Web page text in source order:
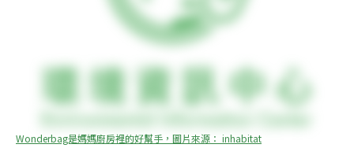
Wonderbag是媽媽廚房裡的好幫手，圖片來源： inhabitat